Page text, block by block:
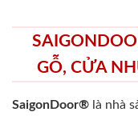
GỖ, CỬA
SaigonDoor® là nhà